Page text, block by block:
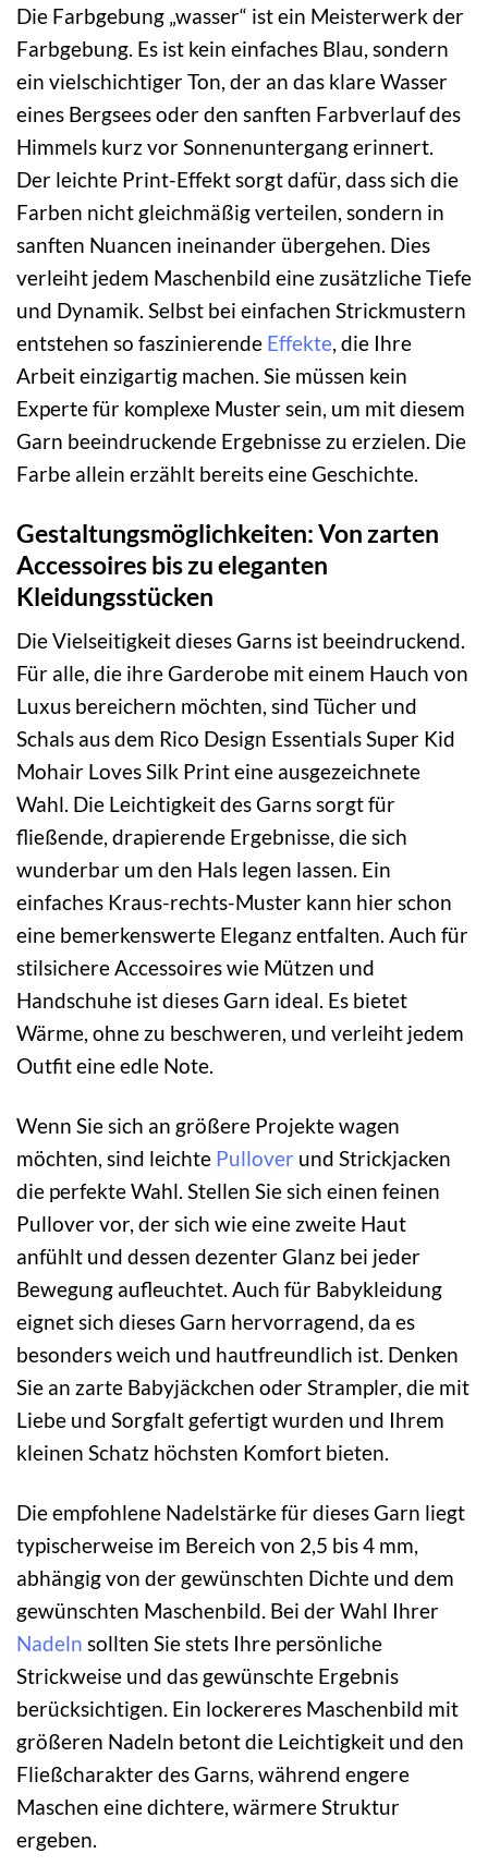
Die Farbgebung „wasser“ ist ein Meisterwerk der
Farbgebung. Es ist kein einfaches Blau, sondern
ein vielschichtiger Ton, der an das klare Wasser
eines Bergsees oder den sanften Farbverlauf des
Himmels kurz vor Sonnenuntergang erinnert.
Der leichte Print-Effekt sorgt dafür, dass sich die
Farben nicht gleichmäßig verteilen, sondern in
sanften Nuancen ineinander übergehen. Dies
verleiht jedem Maschenbild eine zusätzliche Tiefe
und Dynamik. Selbst bei einfachen Strickmustern
entstehen so faszinierende Effekte, die Ihre
Arbeit einzigartig machen. Sie müssen kein
Experte für komplexe Muster sein, um mit diesem
Garn beeindruckende Ergebnisse zu erzielen. Die
Farbe allein erzählt bereits eine Geschichte.
Gestaltungsmöglichkeiten: Von zarten
Accessoires bis zu eleganten
Kleidungsstücken
Die Vielseitigkeit dieses Garns ist beeindruckend.
Für alle, die ihre Garderobe mit einem Hauch von
Luxus bereichern möchten, sind Tücher und
Schals aus dem Rico Design Essentials Super Kid
Mohair Loves Silk Print eine ausgezeichnete
Wahl. Die Leichtigkeit des Garns sorgt für
fließende, drapierende Ergebnisse, die sich
wunderbar um den Hals legen lassen. Ein
einfaches Kraus-rechts-Muster kann hier schon
eine bemerkenswerte Eleganz entfalten. Auch für
stilsichere Accessoires wie Mützen und
Handschuhe ist dieses Garn ideal. Es bietet
Wärme, ohne zu beschweren, und verleiht jedem
Outfit eine edle Note.
Wenn Sie sich an größere Projekte wagen
möchten, sind leichte Pullover und Strickjacken
die perfekte Wahl. Stellen Sie sich einen feinen
Pullover vor, der sich wie eine zweite Haut
anfühlt und dessen dezenter Glanz bei jeder
Bewegung aufleuchtet. Auch für Babykleidung
eignet sich dieses Garn hervorragend, da es
besonders weich und hautfreundlich ist. Denken
Sie an zarte Babyjäckchen oder Strampler, die mit
Liebe und Sorgfalt gefertigt wurden und Ihrem
kleinen Schatz höchsten Komfort bieten.
Die empfohlene Nadelstärke für dieses Garn liegt
typischerweise im Bereich von 2,5 bis 4 mm,
abhängig von der gewünschten Dichte und dem
gewünschten Maschenbild. Bei der Wahl Ihrer
Nadeln sollten Sie stets Ihre persönliche
Strickweise und das gewünschte Ergebnis
berücksichtigen. Ein lockereres Maschenbild mit
größeren Nadeln betont die Leichtigkeit und den
Fließcharakter des Garns, während engere
Maschen eine dichtere, wärmere Struktur
ergeben.